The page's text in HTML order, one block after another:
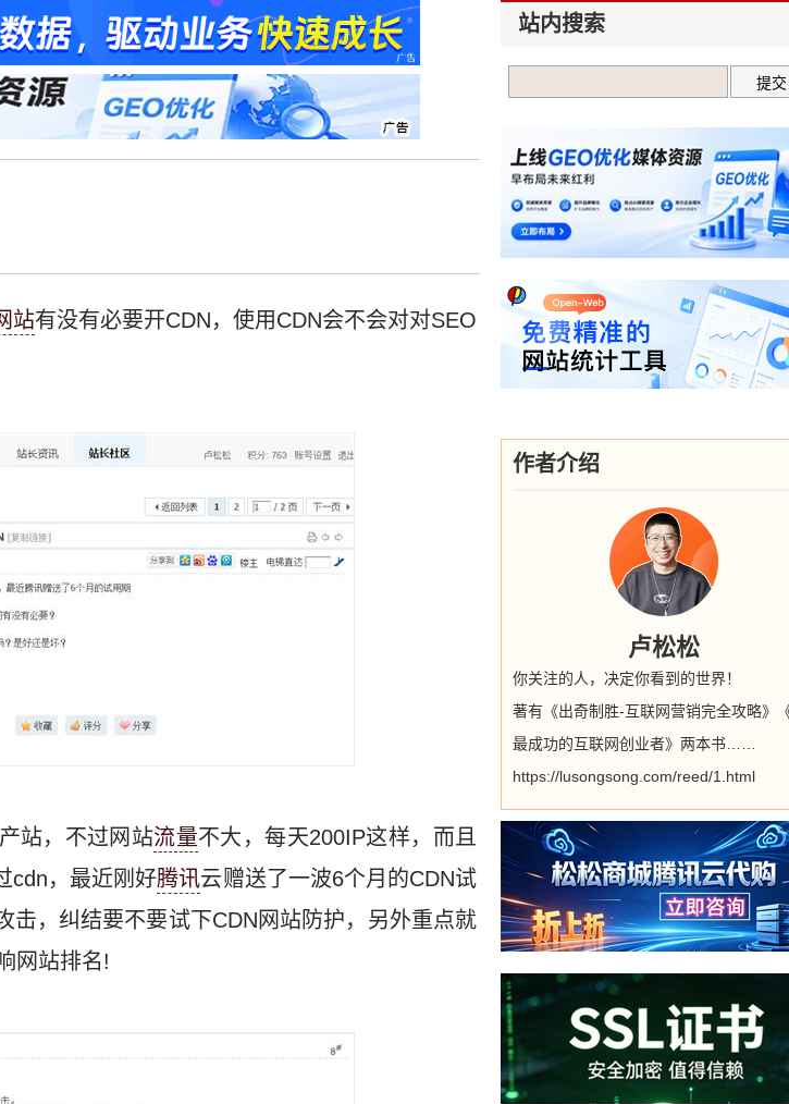
站有没有必要开CDN，使用CDN会不会对对SEO
站，不过网站流量不大，每天200IP这样，而且
cdn，最近刚好腾讯云赠送了一波6个月的CDN试
，纠结要不要试下CDN网站防护，另外重点就
网站排名!
站内搜索
作者介绍
卢松松
你关注的人，决定你看到的世界！
著有《出奇制胜-互联网营销完全攻略》
最成功的互联网创业者》两本书……
https://lusongsong.com/reed/1.html